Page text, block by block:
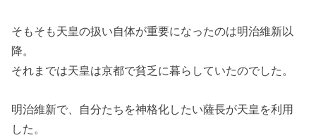
そもそも天皇の扱い自体が重要になったのは明治維新以
降。
それまでは天皇は京都で貧乏に暮らしていたのでした。
明治維新で、自分たちを神格化したい薩長が天皇を利用
した。